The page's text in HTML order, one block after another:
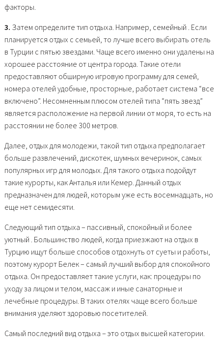
факторы.
3. Затем определите тип отдыха. Например, семейный . Если
планируется отдых с семьей, то лучше всего выбирать отель
в Турции с пятью звездами. Чаще всего именно они удалены на
хорошее расстояние от центра города. Такие отели
предоставляют обширную игровую программу для семей,
номера отелей удобные, просторные, работает система “все
включено”. Несомненным плюсом отелей типа “пять звезд”
является расположение на первой линии от моря, то есть на
расстоянии не более 300 метров.
Далее, отдых для молодежи, такой тип отдыха предполагает
больше развлечений, дискотек, шумных вечеринок, самых
популярных игр для молодых. Для такого отдыха подойдут
такие курорты, как Анталья или Кемер. Данный отдых
предназначен для людей, которым уже есть восемнадцать, но
еще нет семидесяти.
Следующий тип отдыха – пассивный, спокойный и более
уютный . Большинство людей, когда приезжают на отдых в
Турцию ищут больше способов отдохнуть от суеты и работы,
поэтому курорт Белек – самый лучший выбор для спокойного
отдыха. Он предоставляет такие услуги, как: процедуры по
уходу за лицом и телом, массаж и иные санаторные и
лечебные процедуры. В таких отелях чаще всего больше
внимания уделяют здоровью посетителей.
Самый последний вид отдыха – это отдых высшей категории.